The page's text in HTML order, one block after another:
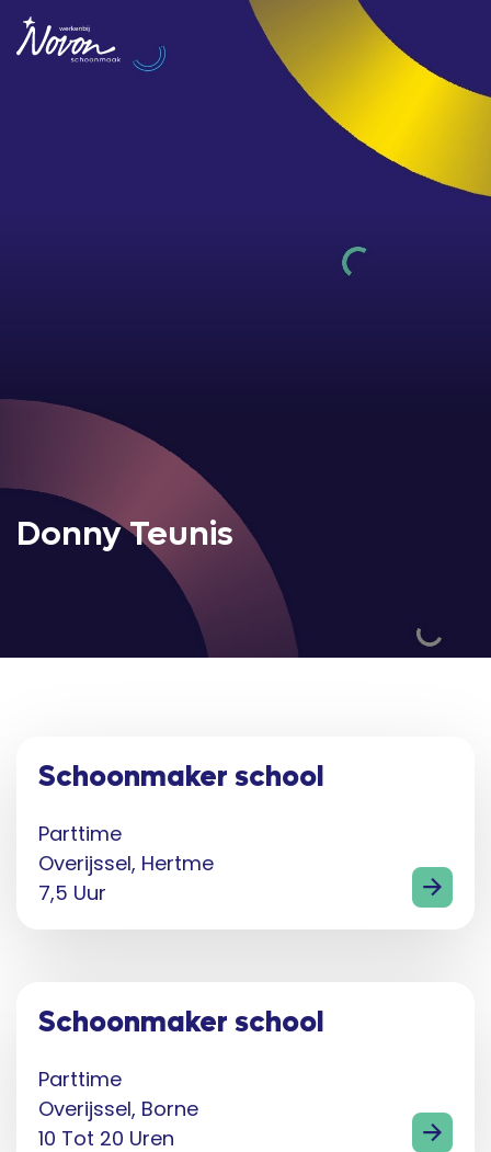
Donny Teunis
Schoonmaker school
Parttime
Overijssel, Hertme
7,5 Uur
Schoonmaker school
Parttime
Overijssel, Borne
10 Tot 20 Uren